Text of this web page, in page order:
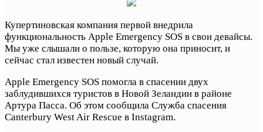
Купертиновская компания первой внедрила
функциональность Apple Emergency SOS в свои девайсы.
Мы уже слышали о пользе, которую она приносит, и
сейчас стал известен новый случай.
Apple Emergency SOS помогла в спасении двух
заблудившихся туристов в Новой Зеландии в районе
Артура Пасса. Об этом сообщила Служба спасения
Canterbury West Air Rescue в Instagram.